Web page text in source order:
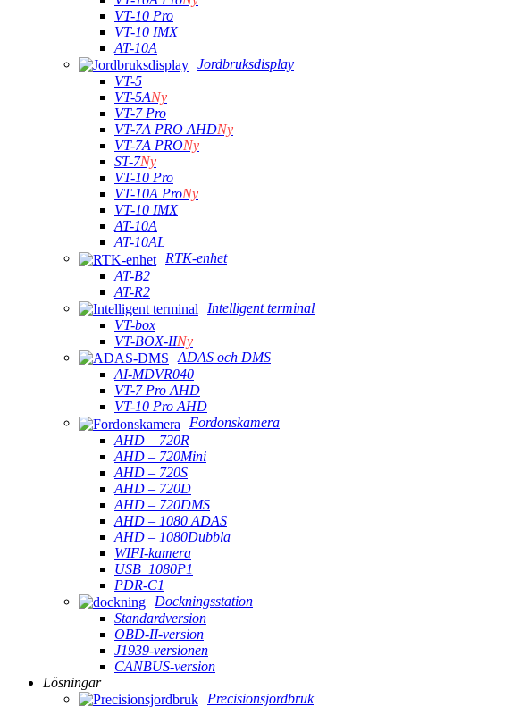
VT-10 Pro
VT-10 IMX
AT-10A
Jordbruksdisplay
VT-5
VT-5ANy
VT-7 Pro
VT-7A PRO AHDNy
VT-7A PRONy
ST-7Ny
VT-10 Pro
VT-10A ProNy
VT-10 IMX
AT-10A
AT-10AL
RTK-enhet
AT-B2
AT-R2
Intelligent terminal
VT-box
VT-BOX-IINy
ADAS och DMS
AI-MDVR040
VT-7 Pro AHD
VT-10 Pro AHD
Fordonskamera
AHD – 720R
AHD – 720Mini
AHD – 720S
AHD – 720D
AHD – 720DMS
AHD – 1080 ADAS
AHD – 1080Dubbla
WIFI-kamera
USB_1080P1
PDR-C1
Dockningsstation
Standardversion
OBD-II-version
J1939-versionen
CANBUS-version
Lösningar
Precisionsjordbruk